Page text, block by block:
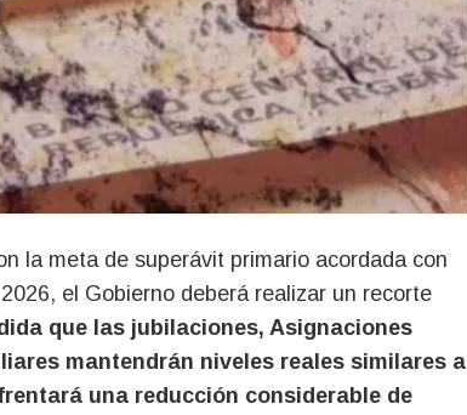
el Gobierno deberá realizar un recorte
que las jubilaciones, Asignaciones
mantendrán niveles reales similares a
una reducción considerable de